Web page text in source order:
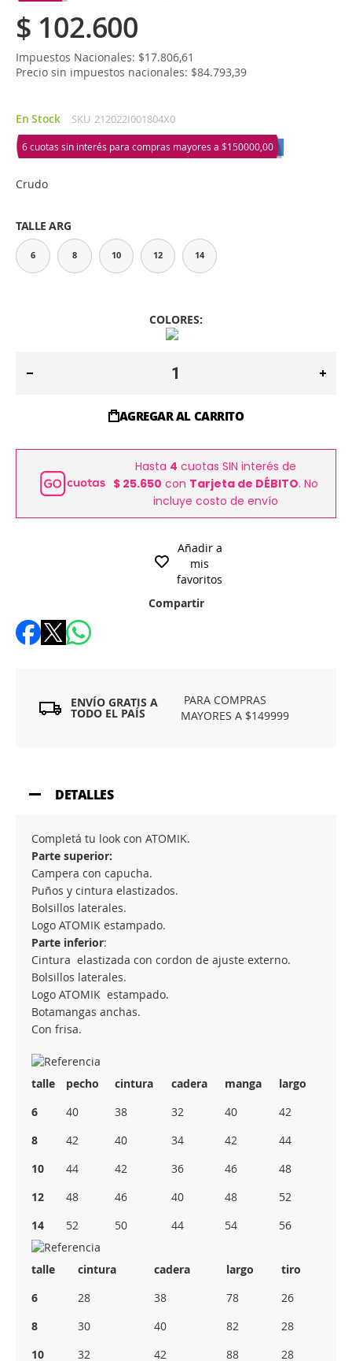
$ 102.600
Impuestos Nacionales: $17.806,61
Precio sin impuestos nacionales: $84.793,39
En Stock SKU 212022I001804X0
6 cuotas sin interés para compras mayores a $150000,00
Crudo
TALLE ARG
6 8 10 12 14
COLORES:
AGREGAR AL CARRITO
Hasta 4 cuotas SIN interés de
$ 25.650 con Tarjeta de DÉBITO. No
incluye costo de envío
Añadir a
mis
favoritos
Compartir
ENVÍO GRATIS A
TODO EL PAÍS
PARA COMPRAS
MAYORES A $149999
DETALLES
Completá tu look con ATOMIK.
Parte superior:
Campera con capucha.
Puños y cintura elastizados.
Bolsillos laterales.
Logo ATOMIK estampado.
Parte inferior:
Cintura elastizada con cordon de ajuste externo.
Bolsillos laterales.
Logo ATOMIK estampado.
Botamangas anchas.
Con frisa.
talle pecho cintura cadera manga
largo
6
40 38 32 40
42
8
42 40 34 42
44
10
44 42 36 46
48
12
48 46 40 48
52
14
52 50 44 54 56
talle cintura cadera largo
tiro
6
28 38 78
26
8
30 40 82
28
10
32 42 88 28